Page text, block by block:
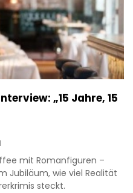
„15 Jahre, 15
mit Romanfiguren –
Jubiläum, wie viel Realität
steckt.